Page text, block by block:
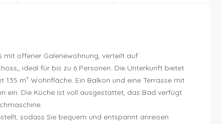
mit offener Galeriewohnung, verteilt auf
ideal für bis zu 6 Personen. Die Unterkunft bietet
m² Wohnfläche. Ein Balkon und eine Terrasse mit
ein. Die Küche ist voll ausgestattet, das Bad verfügt
sodass Sie bequem und entspannt anreisen